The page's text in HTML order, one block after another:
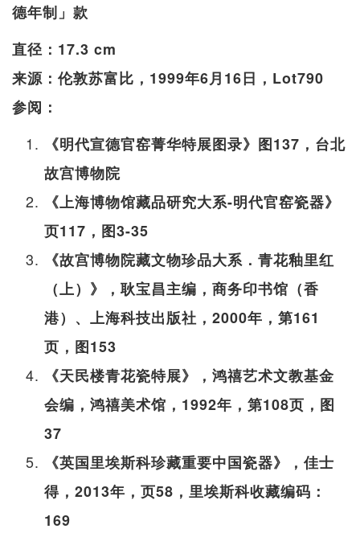
德年制」款
直径：17.3 cm
来源：伦敦苏富比，1999年6月16日，Lot790
参阅：
《明代宣德官窑菁华特展图录》图137，台北
故宫博物院
《上海博物馆藏品研究大系-明代官窑瓷器》
页117，图3-35
《故宫博物院藏文物珍品大系．青花釉里红
（上）》，耿宝昌主编，商务印书馆（香
港）、上海科技出版社，2000年，第161
页，图153
《天民楼青花瓷特展》，鸿禧艺术文教基金
会编，鸿禧美术馆，1992年，第108页，图
37
《英国里埃斯科珍藏重要中国瓷器》，佳士
得，2013年，页58，里埃斯科收藏编码：
169